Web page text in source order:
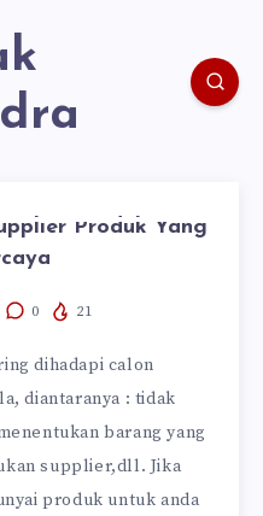
Produk Yang
0 21
dihadapi calon
diantaranya : tidak
barang yang
supplier,dll. Jika
produk untuk anda